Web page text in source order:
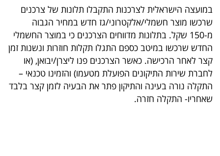
ספורט
קריירה
ולימודים
מינויים
רייטינג
במועצה הישראלית לצרכנות התקבלו תלונות של צרכנים
שרכשו מוצר חשמלי/אלקטרוני/גז חדש במחיר הגבוה
מ-150 שקל. בתלונות מדווחים הצרכנים כי במוצר החשמלי
החדש שרכשו במיטב כספם התגלו תקלות חוזרות ונשנות זמן
קצר לאחר הרכישה. כאשר הצרכנים פנו ליצרן/יבואן, (או
לחברת שירות התיקונים הפועלת מטעמו) והזמינו טכנאי –
התקלה נורה בעינה והתיקון פתר את הבעיה לזמן קצר בלבד
שאחריו- התקלה חזרה.